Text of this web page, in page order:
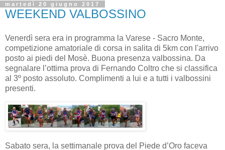
martedì 20 giugno 2017
WEEKEND VALBOSSINO
Venerdì sera era in programma la Varese - Sacro Monte,
competizione amatoriale di corsa in salita di 5km con l'arrivo
posto ai piedi del Mosè. Buona presenza valbossina. Da
segnalare l’ottima prova di Fernando Coltro che si classifica
al 3º posto assoluto. Complimenti a lui e a tutti i valbossini
presenti.
Sabato sera, la settimanale prova del Piede d’Oro faceva